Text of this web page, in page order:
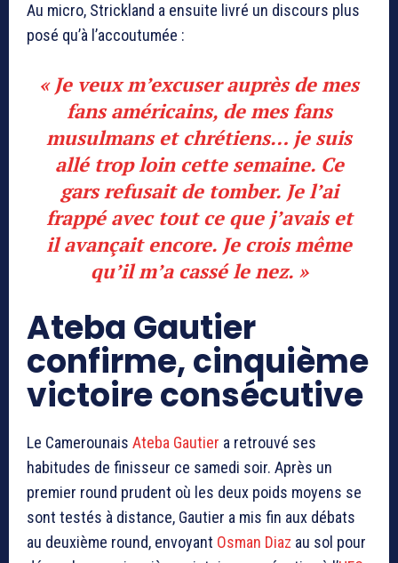
Au micro, Strickland a ensuite livré un discours plus
posé qu’à l’accoutumée :
« Je veux m’excuser auprès de mes
fans américains, de mes fans
musulmans et chrétiens… je suis
allé trop loin cette semaine. Ce
gars refusait de tomber. Je l’ai
frappé avec tout ce que j’avais et
il avançait encore. Je crois même
qu’il m’a cassé le nez. »
Ateba Gautier
confirme, cinquième
victoire consécutive
Le Camerounais Ateba Gautier a retrouvé ses
habitudes de finisseur ce samedi soir. Après un
premier round prudent où les deux poids moyens se
sont testés à distance, Gautier a mis fin aux débats
au deuxième round, envoyant Osman Diaz au sol pour